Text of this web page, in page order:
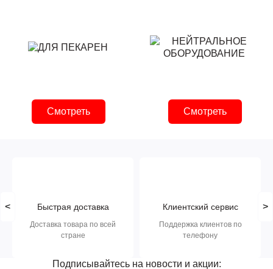
Смотреть Смотреть
< Быстрая доставка
Доставка товара по всей
стране
Клиентский сервис
Поддержка клиентов по
телефону
>
Подписывайтесь на новости и акции: